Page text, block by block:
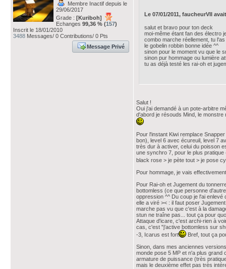
Membre Inactif depuis le
29/06/2017
Grade : [Kuriboh]
Echanges 99,36 % (157)
Inscrit le 18/01/2010
3488 Messages/ 0 Contributions/ 0 Pts
Message Privé
Le 07/01/2011, faucheurVII
salut et bravo pour ton deck
moi-même étant fan des électro
combo marche réellement, tu
le gobelin robbin bonne idée ^^
sinon pour le moment vu que le
sinon pur hommage ou lumière
tu as déjà testé les rai-oh et
Salut !
Oui j'ai demandé à un pote-arbitre
d'abord je résouds Mind, le
Pour l'instant Kiwi remplace
bon), level 6 avec écureuil, level 7
très dur à activer, celui du poisson
une synchro 7, pour le plus
black rose > je pète tout > je pose
Pour hommage, je vais
Pour Rai-oh et Jugement du
bottomless (ce que personne
oppression ^^ Du coup je l'ai
elle a viré >< : il faut poser
marche pas vu que c'est à la
stun ne traîne pas... tout ça pour
Attaque d'icare, c'est archi-rien à
cas, c'est "j'active bottomless sur
-3, Icarus est fort
Bref, tout ça
Sinon, dans mes anciennes
monde pose 5 MP et n'a plus
armature de puissance (très
mais le deuxième effet pas très